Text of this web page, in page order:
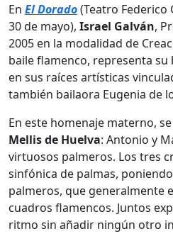
En El Dorado(Teatro Federico
30 de mayo), Israel Galván,
2005 en la modalidad de
baile flamenco, representa
en sus raíces artísticas
también bailaora Eugenia de
En este homenaje materno,
Mellis de Huelva: Antonio y
virtuosos palmeros. Los tres
sinfónica de palmas,
palmeros, que generalmente
cuadros flamencos. Juntos
ritmo sin añadir ningún otro